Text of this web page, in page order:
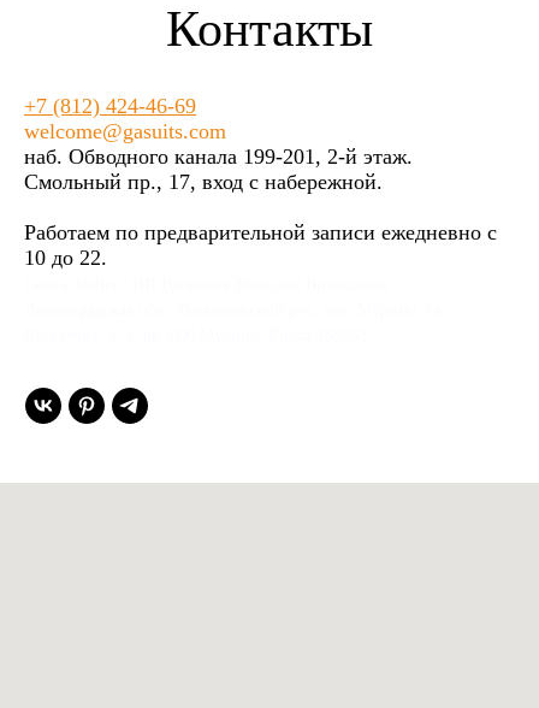
Контакты
+7 (812) 424-46-69
welcome@gasuits.com
наб. Обводного канала 199-201, 2-й этаж.
Смольный пр., 17, вход с набережной.
Работаем по предварительной записи ежедневно с
10 до 22.